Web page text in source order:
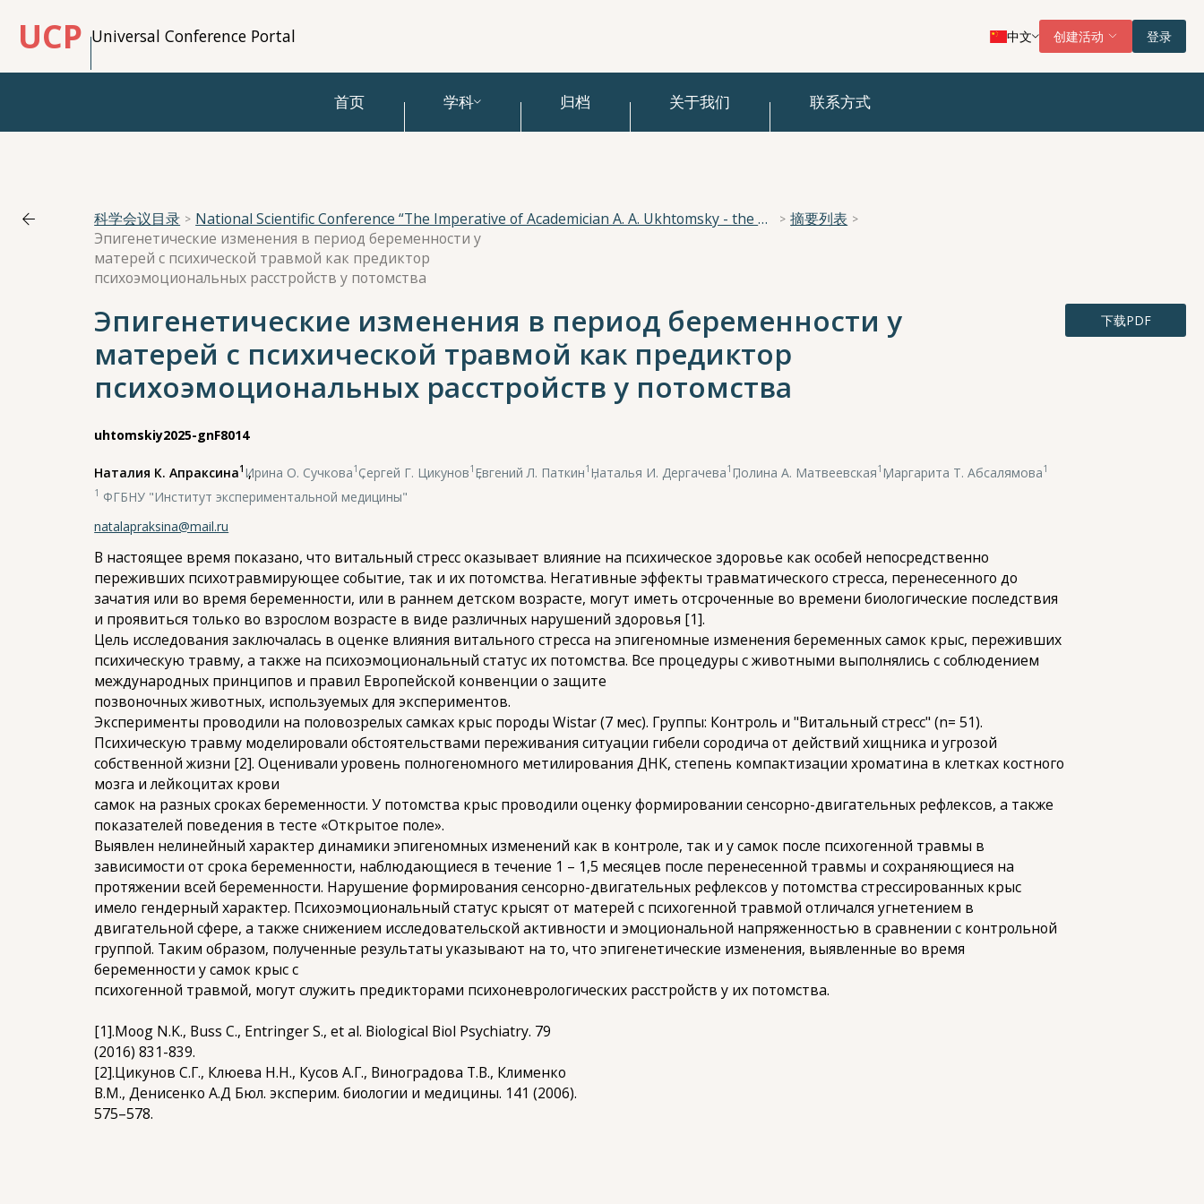
UCP Universal Conference Portal 中文 创建活动 登录
首页 学科 归档 关于我们 联系方式
科学会议目录 National Scientific Conference “The Imperative of Academician A. A. Ukhtomsky - the Brain and its Self-Cognition”
摘要列表
Эпигенетические изменения в период беременности у
матерей с психической травмой как предиктор
психоэмоциональных расстройств у потомства
Эпигенетические изменения в период беременности у
матерей с психической травмой как предиктор
психоэмоциональных расстройств у потомства
uhtomskiy2025-gnF8014
Наталия К. Апраксина1 ,
Ирина О. Сучкова1 ,
Сергей Г. Цикунов1 ,
Евгений Л. Паткин1 ,
Наталья И. Дергачева1 ,
Полина А. Матвеевская1 ,
Маргарита Т. Абсалямова1
1 ФГБНУ "Институт экспериментальной медицины"
natalapraksina@mail.ru
В настоящее время показано, что витальный стресс оказывает влияние на психическое здоровье как особей непосредственно
переживших психотравмирующее событие, так и их потомства. Негативные эффекты травматического стресса, перенесенного до
зачатия или во время беременности, или в раннем детском возрасте, могут иметь отсроченные во времени биологические последствия
и проявиться только во взрослом возрасте в виде различных нарушений здоровья [1].
Цель исследования заключалась в оценке влияния витального стресса на эпигеномные изменения беременных самок крыс, переживших
психическую травму, а также на психоэмоциональный статус их потомства. Все процедуры с животными выполнялись с соблюдением
международных принципов и правил Европейской конвенции о защите
позвоночных животных, используемых для экспериментов.
Эксперименты проводили на половозрелых самках крыс породы Wistar (7 мес). Группы: Контроль и "Витальный стресс" (n= 51).
Психическую травму моделировали обстоятельствами переживания ситуации гибели сородича от действий хищника и угрозой
собственной жизни [2]. Оценивали уровень полногеномного метилирования ДНК, степень компактизации хроматина в клетках костного
мозга и лейкоцитах крови
самок на разных сроках беременности. У потомства крыс проводили оценку формировании сенсорно-двигательных рефлексов, а также
показателей поведения в тесте «Открытое поле».
Выявлен нелинейный характер динамики эпигеномных изменений как в контроле, так и у самок после психогенной травмы в
зависимости от срока беременности, наблюдающиеся в течение 1 – 1,5 месяцев после перенесенной травмы и сохраняющиеся на
протяжении всей беременности. Нарушение формирования сенсорно-двигательных рефлексов у потомства стрессированных крыс
имело гендерный характер. Психоэмоциональный статус крысят от матерей с психогенной травмой отличался угнетением в
двигательной сфере, а также снижением исследовательской активности и эмоциональной напряженностью в сравнении с контрольной
группой. Таким образом, полученные результаты указывают на то, что эпигенетические изменения, выявленные во время
беременности у самок крыс с
психогенной травмой, могут служить предикторами психоневрологических расстройств у их потомства.
[1].Moog N.K., Buss C., Entringer S., et al. Biological Biol Psychiatry. 79
(2016) 831-839.
[2].Цикунов С.Г., Клюева Н.Н., Кусов А.Г., Виноградова Т.В., Клименко
В.М., Денисенко А.Д Бюл. эксперим. биологии и медицины. 141 (2006).
575–578.
下载PDF